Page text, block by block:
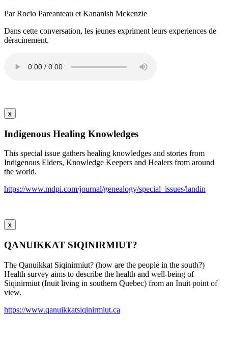
Par Rocio Pareanteau et Kananish Mckenzie
Dans cette conversation, les jeunes expriment leurs experiences de
déracinement.
x
Indigenous Healing Knowledges
This special issue gathers healing knowledges and stories from
Indigenous Elders, Knowledge Keepers and Healers from around
the world.
https://www.mdpi.com/journal/genealogy/special_issues/landin
x
QANUIKKAT SIQINIRMIUT?
The Qanuikkat Siqinirmiut? (how are the people in the south?)
Health survey aims to describe the health and well-being of
Siqinirmiut (Inuit living in southern Quebec) from an Inuit point of
view.
https://www.qanuikkatsiqinirmiut.ca